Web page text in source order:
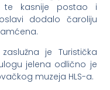
te kasnije postao i
dodalo čaroliju
je Turistička
jelena odlično je
muzeja HLS-a.